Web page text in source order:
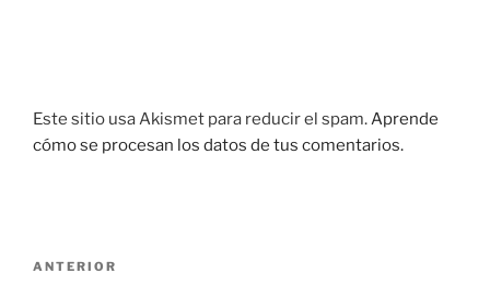
Este sitio usa Akismet para reducir el spam.Aprende
cómo se procesan los datos de tus comentarios.
Navegación
Entrada
ANTERIOR